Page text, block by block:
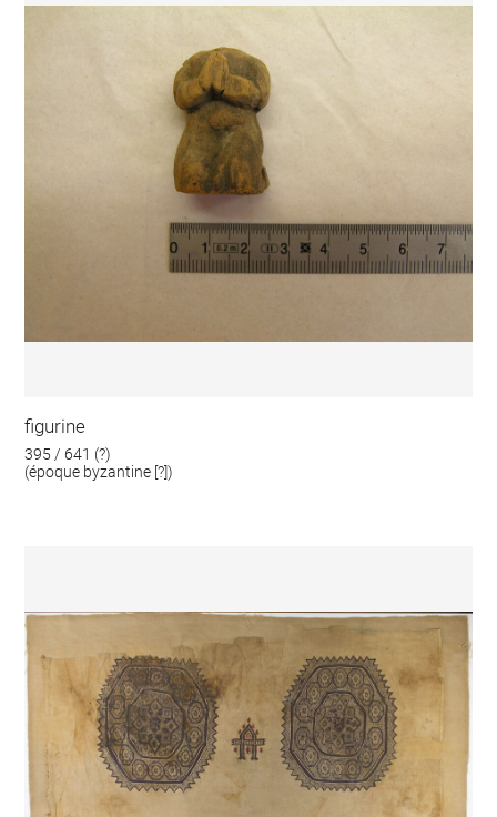
figurine
395 / 641 (?)
(époque byzantine [?])